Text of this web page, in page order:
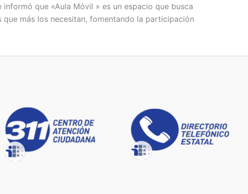
que «Aula Móvil » es un espacio que busca
más los necesitan, fomentando la participación